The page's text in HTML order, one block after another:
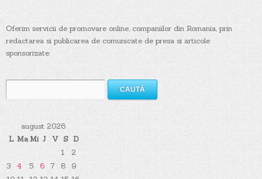
Oferim servicii de promovare online, companiilor din Romania, prin
redactarea si publicarea de comunicate de presa si articole
sponsorizate.
după:
august 2026
L Ma Mi J V S D
1
2
3
4 5 6 7 8
9